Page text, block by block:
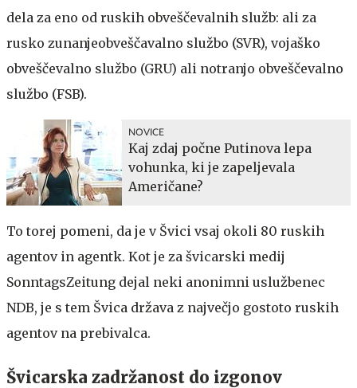
dela za eno od ruskih obveščevalnih služb: ali za
rusko zunanjeobveščavalno službo (SVR), vojaško
obveščevalno službo (GRU) ali notranjo obveščevalno
službo (FSB).
NOVICE
Kaj zdaj počne Putinova lepa
vohunka, ki je zapeljevala
Američane?
To torej pomeni, da je v Švici vsaj okoli 80 ruskih
agentov in agentk. Kot je za švicarski medij
SonntagsZeitung dejal neki anonimni uslužbenec
NDB, je s tem Švica država z največjo gostoto ruskih
agentov na prebivalca.
Švicarska zadržanost do izgonov